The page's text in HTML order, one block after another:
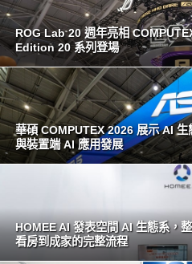
ROG Lab 20 週年亮相
Edition 20 系列登場
華碩 COMPUTEX 2026 展示 AI
與裝置端 AI 應用發展
HOMEE AI 發表空間 AI 生態系，
看房到成家的完整流程